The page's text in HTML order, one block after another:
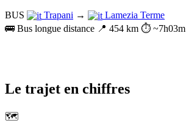
BUS
Trapani →
Lamezia Terme
🚌 Bus longue distance 📍 454 km ⏱️ ~7h03m
Le trajet en chiffres
🗺️